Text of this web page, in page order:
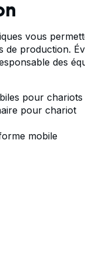
vous
de production.
des
pour chariots
pour chariot
mobile